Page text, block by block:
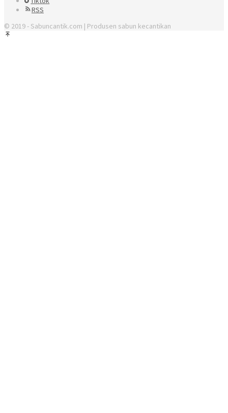
RSS
© 2019 - Sabuncantik.com | Produsen sabun kecantikan